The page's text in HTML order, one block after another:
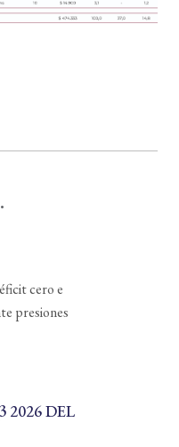
cero e
presiones
2026 DEL